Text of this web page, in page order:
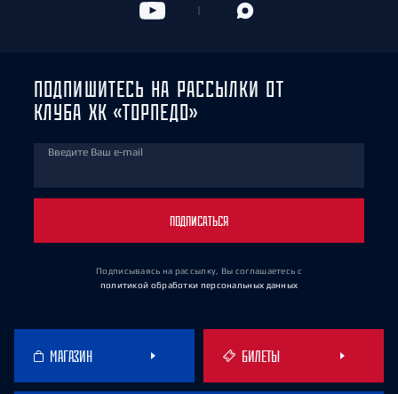
ПОДПИШИТЕСЬ НА РАССЫЛКИ ОТ
КЛУБА ХК «ТОРПЕДО»
Введите Ваш e-mail
ПОДПИСАТЬСЯ
Подписываясь на рассылку, Вы соглашаетесь с
политикой обработки персональных данных
МАГАЗИН БИЛЕТЫ